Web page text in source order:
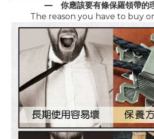
— 你應該要有條保羅領帶的
The reason you have to buy